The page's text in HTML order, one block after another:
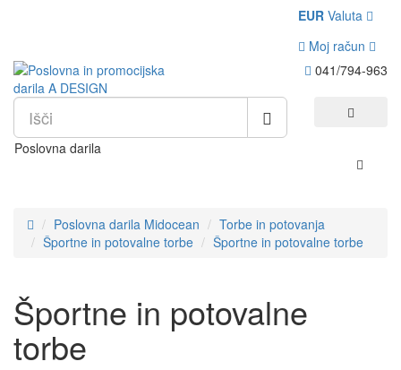
EUR Valuta
Moj račun
041/794-963
Poslovna darila
Poslovna darila Midocean
Torbe in potovanja
Športne in potovalne torbe
Športne in potovalne torbe
Športne in potovalne
torbe